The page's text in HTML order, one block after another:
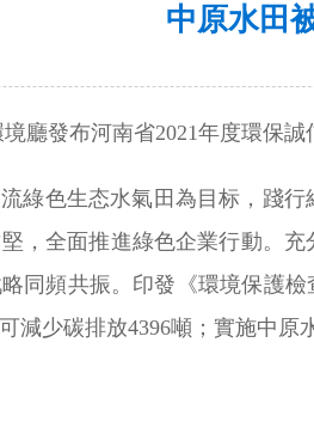
中原水田
廳發布河南省2021年度環保
綠色生态水氣田為目标，踐
，全面推進綠色企業行動。
同頻共振。印發《環境保護
減少碳排放4396噸；實施中